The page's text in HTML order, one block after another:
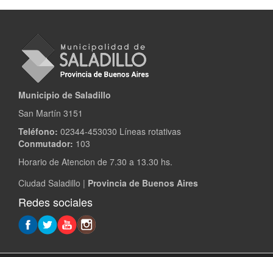
Municipio de Saladillo
San Martín 3151
Teléfono: 02344-453030 Líneas rotativas
Conmutador: 103
Horario de Atencion de 7.30 a 13.30 hs.
Ciudad Saladillo | Provincia de Buenos Aires
Redes sociales